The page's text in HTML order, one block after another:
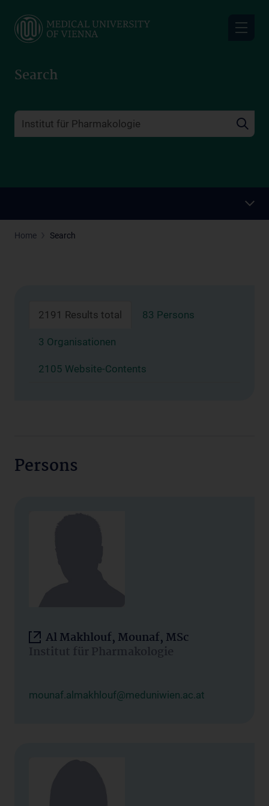
main
Search
Home Search
2191 Results total 83 Persons
3 Organisationen
2105 Website-Contents
Persons
Al Makhlouf, Mounaf, MSc
Institut für Pharmakologie
mounaf.almakhlouf@meduniwien.ac.at